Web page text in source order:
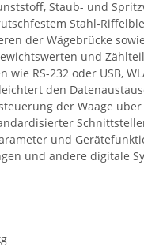
Staub- und
Stahl-
der Wägebrücke
und
wie RS-232 oder USB,
den
der Waage
und
und andere digitale